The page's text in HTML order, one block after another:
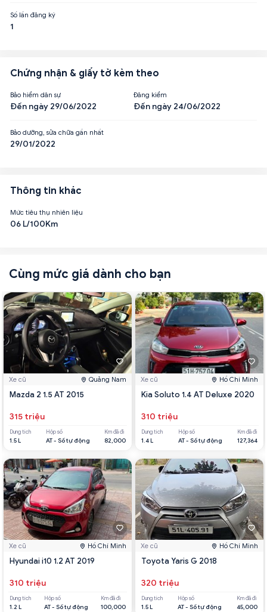
Số lần đăng ký
1
Chứng nhận & giấy tờ kèm theo
Bảo hiểm dân sự
Đến ngày 29/06/2022
Đăng kiểm
Đến ngày 24/06/2022
Bảo dưỡng, sửa chữa gần nhất
29/01/2022
Thông tin khác
Mức tiêu thụ nhiên liệu
06 L/100Km
Cùng mức giá dành cho bạn
Xe cũ Quảng Nam
Mazda 2 1.5 AT 2015
315 triệu
Dung tích
1.5 L
Hộp số
AT - Số tự động
Km đã đi
82,000
Xe cũ Hồ Chí Minh
Hyundai i10 1.2 AT 2019
310 triệu
Dung tích
1.2 L
Hộp số
AT - Số tự động
Km đã đi
100,000
Xe cũ Hồ Chí Minh
Kia Soluto 1.4 AT Deluxe 2020
310 triệu
Dung tích
1.4 L
Hộp số
AT - Số tự động
Km đã đi
127,364
Xe cũ Hồ Chí Minh
Toyota Yaris G 2018
320 triệu
Dung tích
1.5 L
Hộp số
AT - Số tự động
Km đã đi
45,000